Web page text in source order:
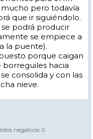
pero todavía
que ir siguiéndolo.
se podrá producir
se empiece a
la puente).
porque caigan
hacia
consolida y con las
nieve.
negativos: 0